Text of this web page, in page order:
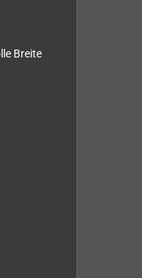
Breite